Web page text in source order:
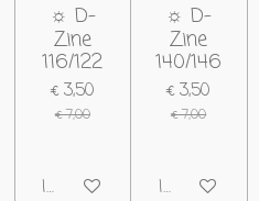
☼ D-
Zine
116/122
€ 3,50
€ 7,00
In winkelwagen
☼ D-
Zine
140/146
€ 3,50
€ 7,00
In